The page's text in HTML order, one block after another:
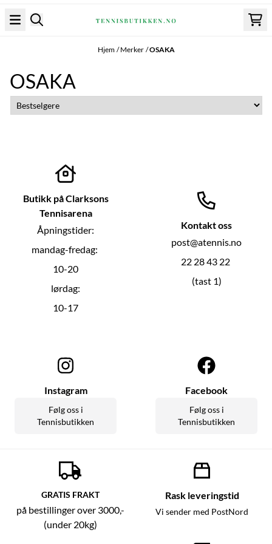
Hopp til innhold
Hjem /Merker /OSAKA
OSAKA
Butikk på Clarksons
Tennisarena
Åpningstider:
mandag-fredag:
10-20
lørdag:
10-17
Kontakt oss
post@atennis.no
22 28 43 22
(tast 1)
Instagram
Følg oss i
Tennisbutikken
Facebook
Følg oss i
Tennisbutikken
GRATIS FRAKT
på bestillinger over 3000,-
(under 20kg)
Rask leveringstid
Vi sender med PostNord